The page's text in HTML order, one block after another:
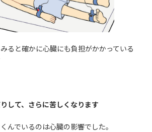
と確かに心臓にも負担がかかっている
て、さらに苦しくなります
んでいるのは心臓の影響でした。